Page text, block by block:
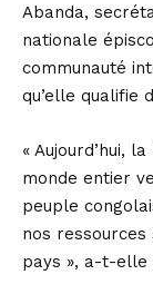
Abanda,
nationale
communauté
qu’elle qualifie
« Aujourd’hui,
monde entier
peuple
nos
pays », a-t-elle